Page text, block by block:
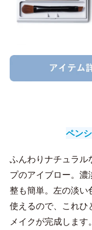
ペン
ふんわりナチュラル
プのアイブロー。
整も簡単。左の淡い
使えるので、これひ
メイクが完成します。